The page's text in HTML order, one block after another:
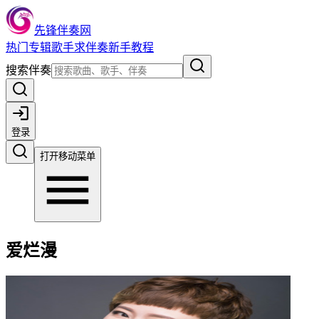
先锋伴奏网
热门 专辑歌手求伴奏新手教程
搜索伴奏
登录
打开移动菜单
爱烂漫